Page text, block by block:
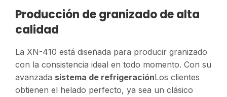
Producción de granizado de alta
calidad
La XN-410 está diseñada para producir granizado
con la consistencia ideal en todo momento. Con su
avanzada sistema de refrigeraciónLos clientes
obtienen el helado perfecto, ya sea un clásico